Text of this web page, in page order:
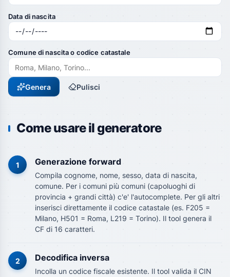
Data di nascita
Comune di nascita o codice catastale
Genera Pulisci
Come usare il generatore
1 Generazione forward
Compila cognome, nome, sesso, data di nascita,
comune. Per i comuni più comuni (capoluoghi di
provincia + grandi città) c'e' l'autocomplete. Per gli altri
inserisci direttamente il codice catastale (es. F205 =
Milano, H501 = Roma, L219 = Torino). Il tool genera il
CF di 16 caratteri.
2 Decodifica inversa
Incolla un codice fiscale esistente. Il tool valida il CIN